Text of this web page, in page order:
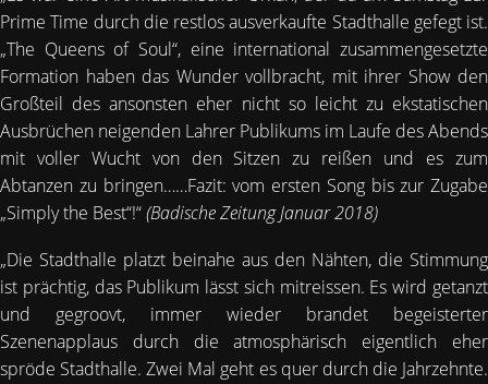
Prime Time durch die restlos ausverkaufte Stadthalle gefegt ist.
„The Queens of Soul“, eine international zusammengesetzte
Formation haben das Wunder vollbracht, mit ihrer Show den
Großteil des ansonsten eher nicht so leicht zu ekstatischen
Ausbrüchen neigenden Lahrer Publikums im Laufe des Abends
mit voller Wucht von den Sitzen zu reißen und es zum
Abtanzen zu bringen……Fazit: vom ersten Song bis zur Zugabe
„Simply the Best“!“(Badische Zeitung Januar 2018)
„Die Stadthalle platzt beinahe aus den Nähten, die Stimmung
ist prächtig, das Publikum lässt sich mitreissen. Es wird getanzt
und gegroovt, immer wieder brandet begeisterter
Szenenapplaus durch die atmosphärisch eigentlich eher
spröde Stadthalle. Zwei Mal geht es quer durch die Jahrzehnte.